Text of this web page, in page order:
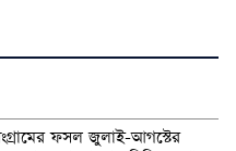
ফসল জুলাই-আগস্টের